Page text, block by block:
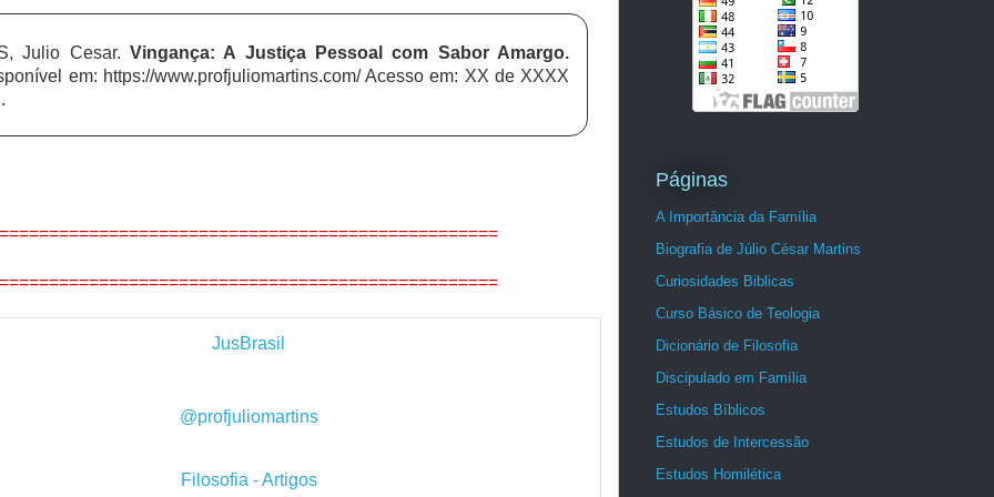
Julio Cesar. Vingança: A Justiça Pessoal com Sabor Amargo.
em: https://www.profjuliomartins.com/ Acesso em: XX de XXXX
==================================================
==================================================
JusBrasil
@profjuliomartins
Filosofia - Artigos
Páginas
A Importância da Família
Biografia de Júlio César Martins
Curiosidades Biblicas
Curso Básico de Teologia
Dicionário de Filosofia
Discipulado em Família
Estudos Bíblicos
Estudos de Intercessão
Estudos Homilética